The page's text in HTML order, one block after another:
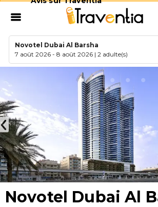
Novotel Dubai Al Barsha
7 août 2026 -8 août 2026 |2 adulte(s)
Novotel Dubai Al